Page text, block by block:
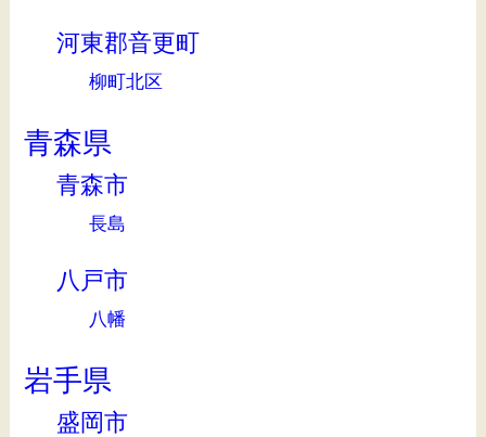
河東郡音更町
柳町北区
青森県
青森市
長島
八戸市
八幡
岩手県
盛岡市